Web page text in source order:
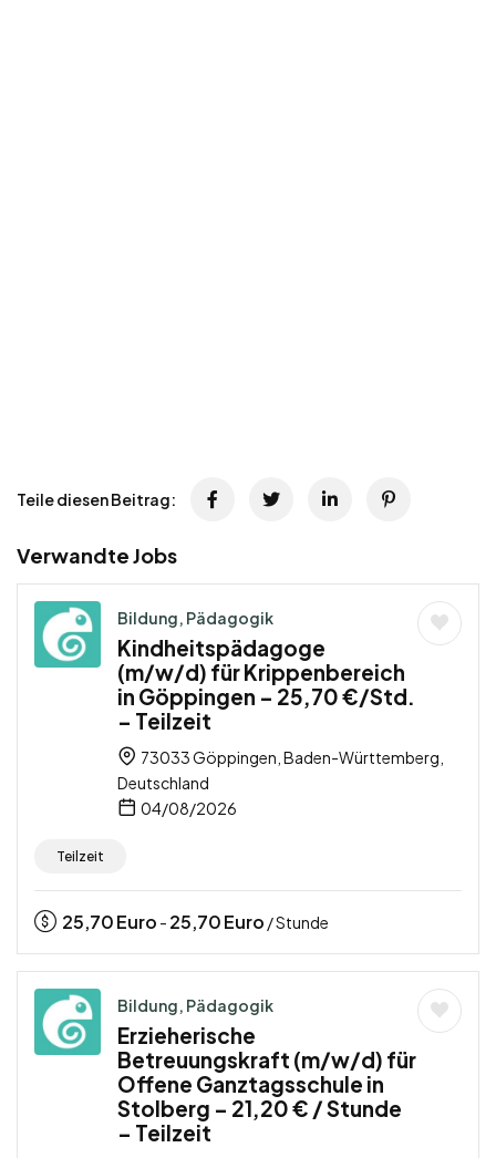
Teile diesen Beitrag:
Verwandte Jobs
Bildung, Pädagogik
Kindheitspädagoge
(m/w/d) für Krippenbereich
in Göppingen – 25,70 €/Std.
– Teilzeit
73033 Göppingen, Baden-Württemberg,
Deutschland
04/08/2026
Teilzeit
25,70Euro - 25,70Euro / Stunde
Bildung, Pädagogik
Erzieherische
Betreuungskraft (m/w/d) für
Offene Ganztagsschule in
Stolberg – 21,20 € / Stunde
– Teilzeit